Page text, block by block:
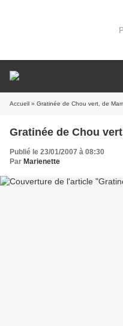
Accueil » Gratinée de Chou vert, de
Gratinée de Chou
Publié le 23/01/2007 à 08:30
Par Marienette